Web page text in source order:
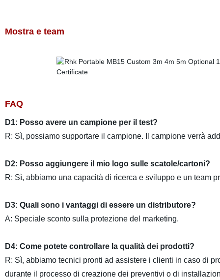
Mostra e team
FAQ
D1: Posso avere un campione per il test?
R: Sì, possiamo supportare il campione. Il campione verrà
D2: Posso aggiungere il mio logo sulle scatole/cartoni?
R: Sì, abbiamo una capacità di ricerca e sviluppo e un team
D3: Quali sono i vantaggi di essere un distributore?
A: Speciale sconto sulla protezione del marketing.
D4: Come potete controllare la qualità dei prodotti?
R: Sì, abbiamo tecnici pronti ad assistere i clienti in caso di
durante il processo di creazione dei preventivi o di